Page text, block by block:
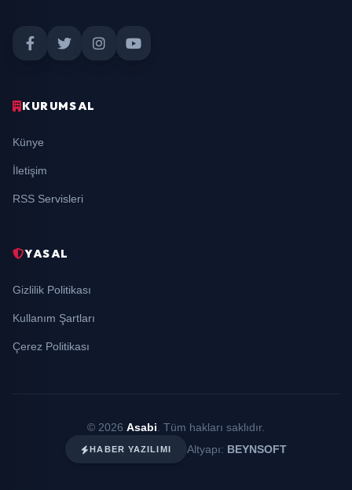
KURUMSAL
Künye
İletişim
RSS Servisleri
YASAL
Gizlilik Politikası
Kullanım Şartları
Çerez Politikası
© 2026 Asabi . Tüm hakları saklıdır.
HABER YAZILIMI Altyapı: BEYNSOFT